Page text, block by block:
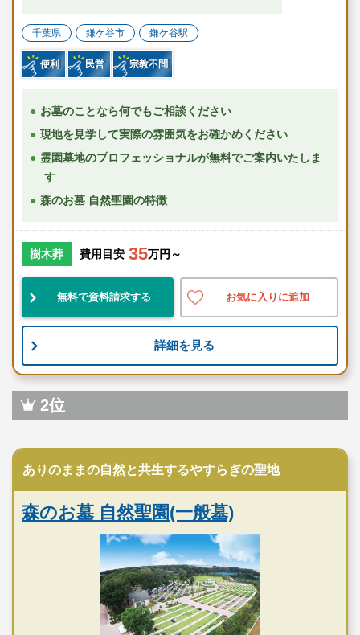
千葉県 鎌ケ谷市 鎌ケ谷駅
便利 民営 宗教不問
お墓のことなら何でもご相談ください
現地を見学して実際の雰囲気をお確かめください
霊園墓地のプロフェッショナルが無料でご案内いたしま
す
森のお墓 自然聖園の特徴
樹木葬 費用目安 35万円～
無料で資料請求する お気に入りに追加
詳細を見る
2位
ありのままの自然と共生するやすらぎの聖地
森のお墓 自然聖園(一般墓)